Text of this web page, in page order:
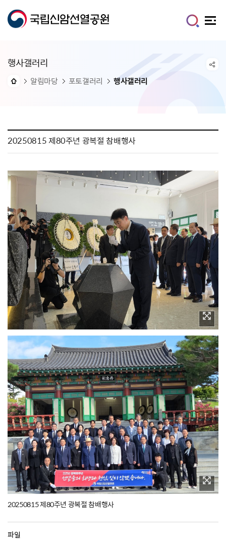
행사갤러리
알림마당 포토갤러리 행사갤러리
20250815 제80주년 광복절 참배행사
20250815 제80주년 광복절 참배행사
파일